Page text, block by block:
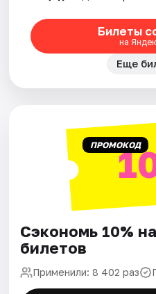
Билеты
на
Еще
ПРОМОКОД
Сэкономь 10%
билетов
Применили: 8 402 раз